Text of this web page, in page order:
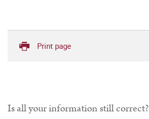
Print page
Is all your information still correct?